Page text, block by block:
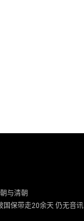
与清朝
国保带走20余天 仍无音讯